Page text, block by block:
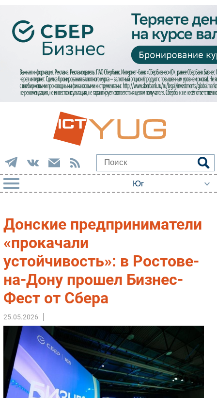
Импорто­замещение
Автоматизация Промышленности
Интернет
Фиксированная связь
Интеграция
Рынок ПК
Маркетинг
Торговые сети
Оборудование
ПО
Outsourcing
Кадры
Донские предприниматели
«прокачали
устойчивость»: в Ростове-
на-Дону прошел Бизнес-
Фест от Сбера
25.05.2026